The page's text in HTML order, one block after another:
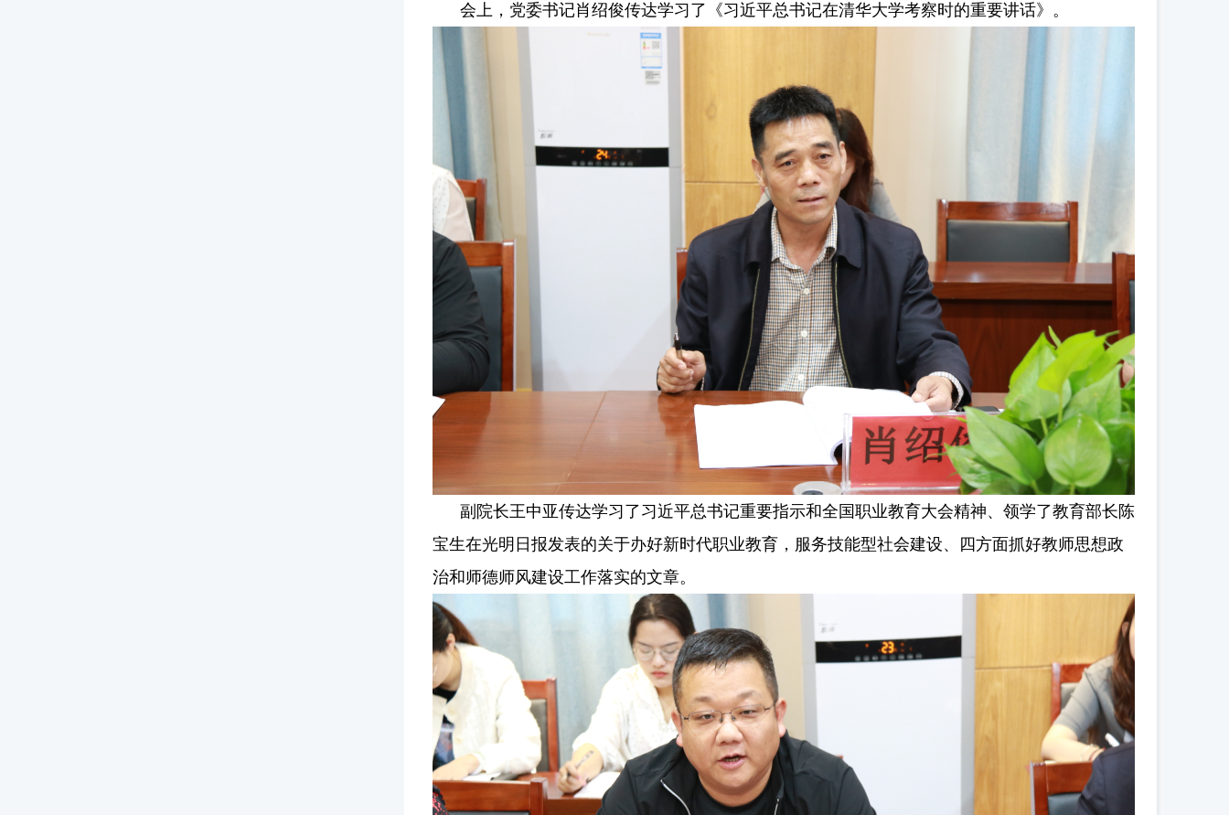
会上，党委书记肖绍俊传达学习了《习近平总书记在清华大学考察时的重要讲话》。
副院长王中亚传达学习了习近平总书记重要指示和全国职业教育大会精神、领学了教育部长陈
宝生在光明日报发表的关于办好新时代职业教育，服务技能型社会建设、四方面抓好教师思想政
治和师德师风建设工作落实的文章。